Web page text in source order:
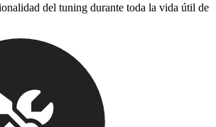
del tuning durante toda la vida útil de